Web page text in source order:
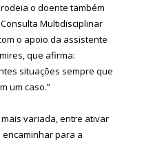
o doente também
Multidisciplinar
o apoio da assistente
que afirma:
situações sempre que
um caso.”
variada, entre ativar
para a